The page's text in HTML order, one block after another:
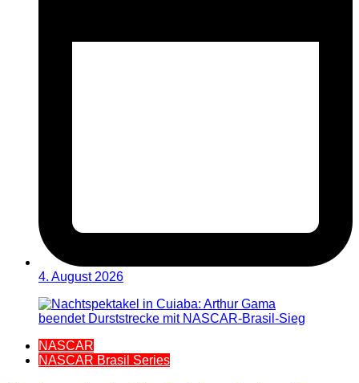
4. August 2026
NASCAR
NASCAR Brasil Series